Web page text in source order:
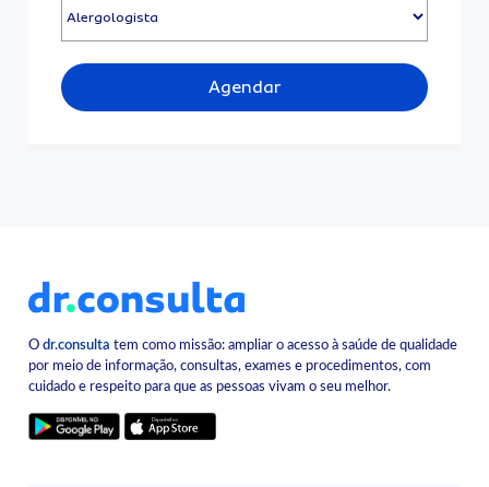
Agendar
Odr.consulta tem como missão: ampliar o acesso à saúde de qualidade
por meio de informação, consultas, exames e procedimentos, com
cuidado e respeito para que as pessoas vivam o seu melhor.